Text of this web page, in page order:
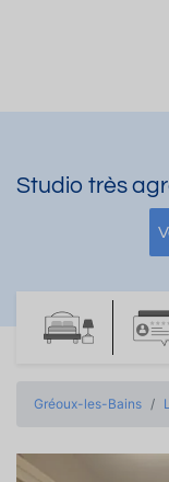
Studio très
Gréoux-les-Bains